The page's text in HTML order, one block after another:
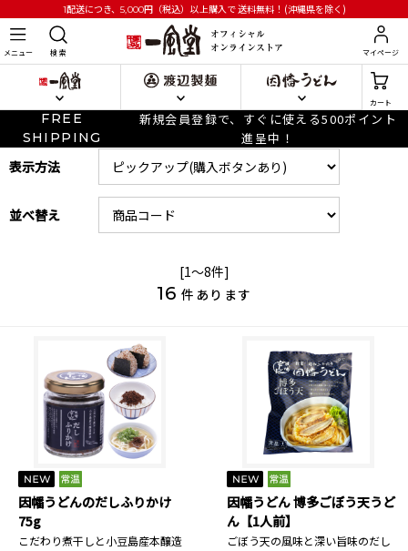
1配送につき、5,000円 （税込）以上購入で送料無料！(沖縄県を除く)
メニュー 検 索 マイページ
カート
FREE
SHIPPING
新規会員登録で、すぐに使える500ポイント
進呈中！
表示方法
並べ替え
[1～8件]
16 件あります
因幡うどんのだしふりかけ
75g
こだわり煮干しと小豆島産本醸造
因幡うどん 博多ごぼう天うど
ん【1人前】
ごぼう天の風味と深い旨味のだし